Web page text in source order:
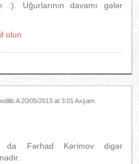
:). Uğurlarının davamı gələr
olun
20/05/2013 at 3:01 Axşam
da Fərhad Kərimov digər